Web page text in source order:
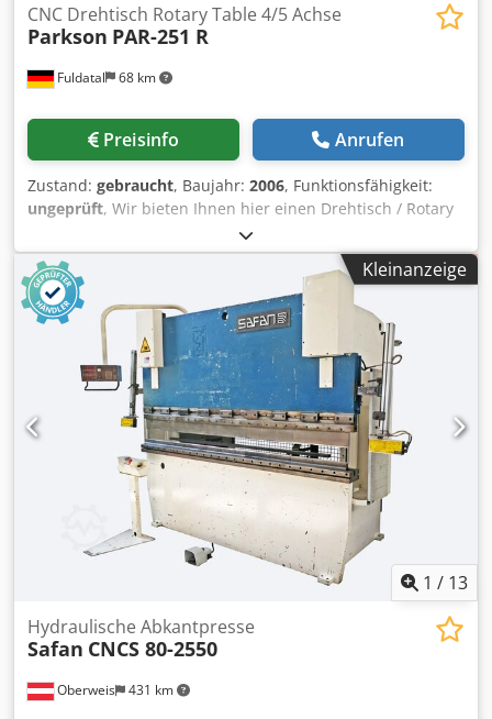
Fuldatal 68 km
CNC Drehtisch Rotary Table 4/5 Achse
Parkson PAR-251 R
Preisinfo Anrufen
Zustand: gebraucht, Baujahr: 2006, Funktionsfähigkeit:
ungeprüft, Wir bieten Ihnen hier einen Drehtisch / Rotary
table der Marke Parkson an. Das Modell ist PAR-251 R Der
Rundtisch hat einen Durchmesser von knapp 250mm.
Kontaktieren Sie uns gerne für ein unverbindliches
Angebot. Dwjdpfoxtu Efox Afmoa
Kleinanzeige
1 / 13
Oberweis 431 km
Hydraulische Abkantpresse
Safan CNCS 80-2550